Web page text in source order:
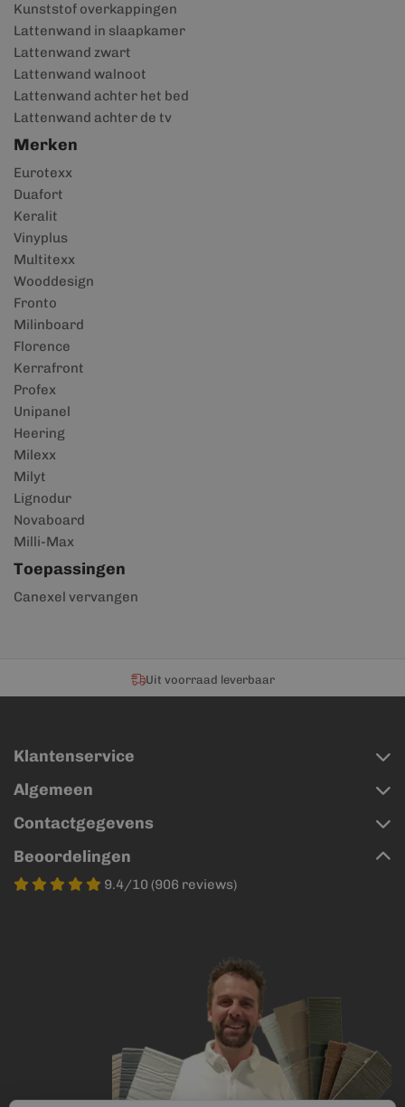
Kunststof overkappingen
Lattenwand in slaapkamer
Lattenwand zwart
Lattenwand walnoot
Lattenwand achter het bed
Lattenwand achter de tv
Merken
Eurotexx
Duafort
Keralit
Vinyplus
Multitexx
Wooddesign
Fronto
Milinboard
Florence
Kerrafront
Profex
Unipanel
Heering
Milexx
Milyt
Lignodur
Novaboard
Milli-Max
Toepassingen
Canexel vervangen
Uit voorraad leverbaar
Klantenservice
Algemeen
Contactgegevens
Beoordelingen
9.4/10 (906 reviews)